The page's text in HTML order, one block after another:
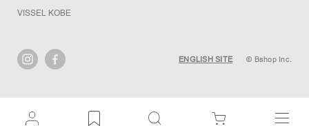
VISSEL KOBE
ENGLISH SITE © Bshop Inc.